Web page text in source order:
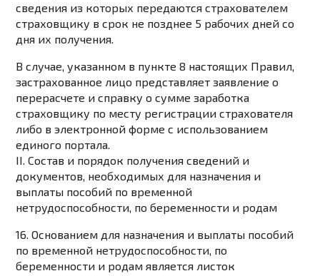
сведения из которых передаются страхователем
страховщику в срок не позднее 5 рабочих дней со
дня их получения.
В случае, указанном в пункте 8 настоящих Правил,
застрахованное лицо представляет заявление о
перерасчете и справку о сумме заработка
страховщику по месту регистрации страхователя
либо в электронной форме с использованием
единого портала.
II. Состав и порядок получения сведений и
документов, необходимых для назначения и
выплаты пособий по временной
нетрудоспособности, по беременности и родам
16. Основанием для назначения и выплаты пособий
по временной нетрудоспособности, по
беременности и родам является листок